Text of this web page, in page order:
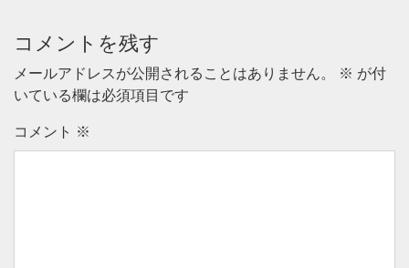
コメントを残す
メールアドレスが公開されることはありません。 ※ が付
いている欄は必須項目です
コメント ※